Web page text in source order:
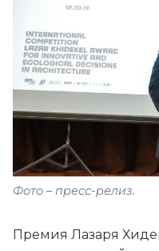
Фото – пресс-релиз.
Премия Лазаря